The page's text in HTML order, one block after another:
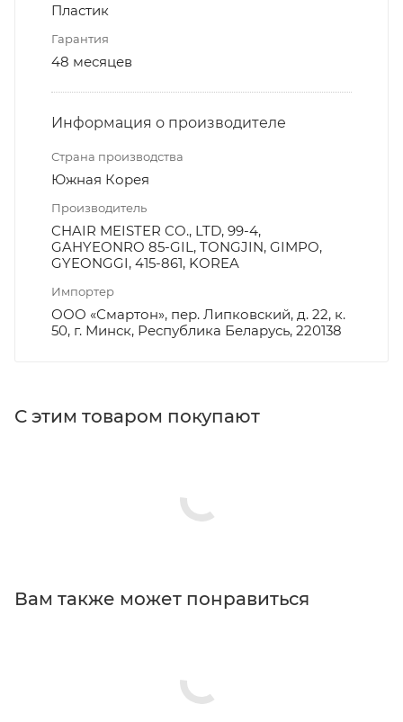
Пластик
Гарантия
48 месяцев
Информация о производителе
Страна производства
Южная Корея
Производитель
CHAIR MEISTER CO., LTD, 99-4,
GAHYEONRO 85-GIL, TONGJIN, GIMPO,
GYEONGGI, 415-861, KOREA
Импортер
ООО «Смартон», пер. Липковский, д. 22, к.
50, г. Минск, Республика Беларусь, 220138
С этим товаром покупают
Вам также может понравиться